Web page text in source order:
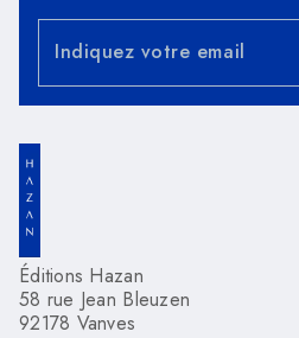
Indiquez votre email
Éditions Hazan
58 rue Jean Bleuzen
92178 Vanves